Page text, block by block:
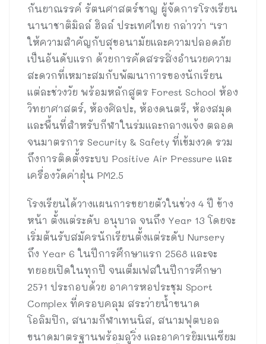
กันยาณรรค์ รัตนศาสตร์ชาญ ผู้จัดการโรงเรียน
นานาชาติมิลล์ ฮิลล์ ประเทศไทย กล่าวว่า “เรา
ให้ความสำคัญกับสุขอนามัยและความปลอดภัย
เป็นอันดับแรก ด้วยการคัดสรรสิ่งอำนวยความ
สะดวกที่เหมาะสมกับพัฒนาการของนักเรียน
แต่ละช่วงวัย พร้อมหลักสูตร Forest School ห้อง
วิทยาศาสตร์, ห้องศิลปะ, ห้องดนตรี, ห้องสมุด
และพื้นที่สำหรับกีฬาในร่มและกลางแจ้ง ตลอด
จนมาตรการ Security & Safety ที่เข้มงวด รวม
ถึงการติดตั้งระบบ Positive Air Pressure และ
เครื่องวัดค่าฝุ่น PM2.5
โรงเรียนได้วางแผนการขยายตัวในช่วง 4 ปี ข้าง
หน้า ตั้งแต่ระดับ อนุบาล จนถึง Year 13 โดยจะ
เริ่มต้นรับสมัครนักเรียนตั้งแต่ระดับ Nursery
ถึง Year 6 ในปีการศึกษาแรก 2568 และจะ
ทยอยเปิดในทุกปี จนเต็มเฟสในปีการศึกษา
2571 ประกอบด้วย อาคารหอประชุม Sport
Complex ที่ครอบคลุม สระว่ายน้ำขนาด
โอลิมปิก, สนามกีฬาเทนนิส, สนามฟุตบอล
ขนาดมาตรฐานพร้อมลู่วิ่ง และอาคารยิมเนเซียม